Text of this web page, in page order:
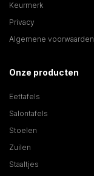
Keurmerk
Privacy
Algemene voorwaarden
Onze producten
Eettafels
Salontafels
Stoelen
Zuilen
Staaltjes